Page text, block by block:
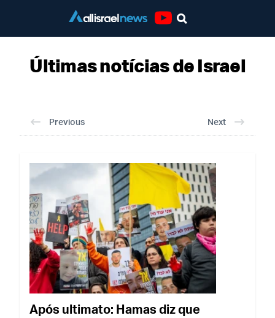
Últimas notícias de Israel
Últimas notícias de Israel
Previous Next
Após ultimato: Hamas diz que